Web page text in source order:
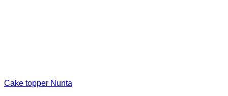
Cake topper Nunta